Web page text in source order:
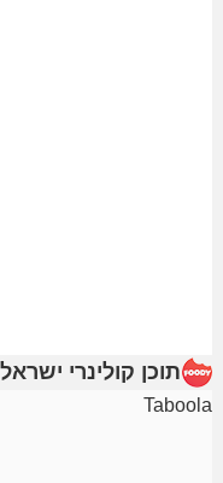
תוכן קולינרי
Taboola